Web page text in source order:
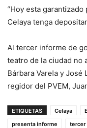
“Hoy esta
Celaya tenga
Al tercer informe de
teatro de la ciudad no
Bárbara Varela y José
regidor del PVEM,
ETIQUETAS Celaya
presenta informe
tercer